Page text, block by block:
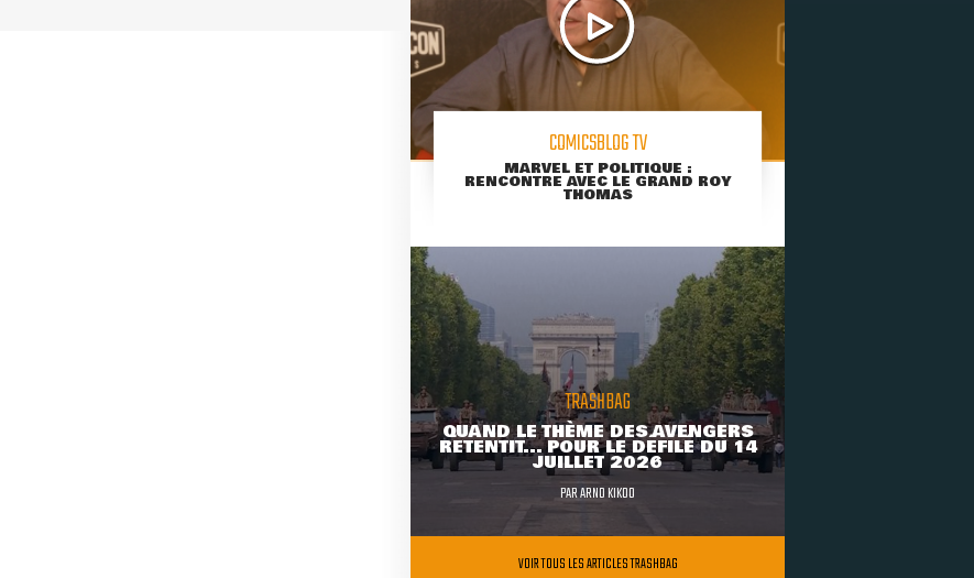
COMICSBLOG TV
MARVEL ET POLITIQUE :
RENCONTRE AVEC LE GRAND ROY
THOMAS
TRASHBAG
QUAND LE THÈME DES AVENGERS
RETENTIT... POUR LE DÉFILÉ DU 14
JUILLET 2026
PARARNO KIKOO
VOIR TOUS LES ARTICLES TRASHBAG